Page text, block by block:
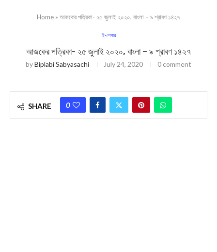
Home » আজকের পত্রিকা- ২৫ জুলাই ২০২০, বাংলা – ৯ শ্রাবণ ১৪২৭
ই-পেপার
আজকের পত্রিকা- ২৫ জুলাই ২০২০, বাংলা – ৯ শ্রাবণ ১৪২৭
byBiplabi Sabyasachi July 24, 2020 0 comment
SHARE 0